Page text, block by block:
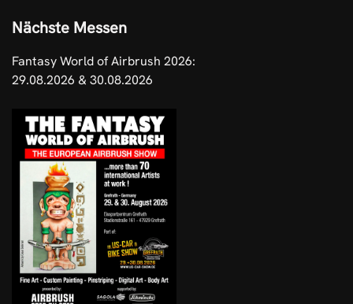
Nächste Messen
Fantasy World of Airbrush 2026:
29.08.2026 & 30.08.2026